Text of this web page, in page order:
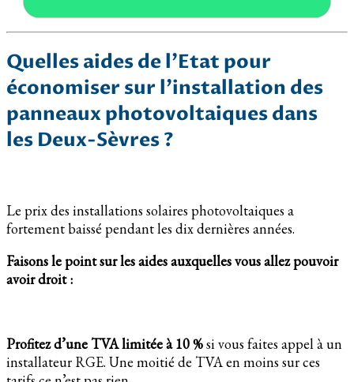
Quelles aides de l’Etat pour
économiser sur l’installation des
panneaux photovoltaiques dans
les Deux-Sèvres ?
Le prix des installations solaires photovoltaiques a
fortement baissé pendant les dix dernières années.
Faisons le point sur les aides auxquelles vous allez pouvoir
avoir droit :
Profitez d’une TVA limitée à 10 %si vous faites appel à un
installateur RGE. Une moitié de TVA en moins sur ces